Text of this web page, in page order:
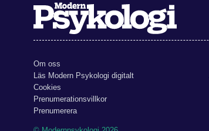
Om oss
Läs Modern Psykologi digitalt
Cookies
Prenumerationsvillkor
Prenumerera